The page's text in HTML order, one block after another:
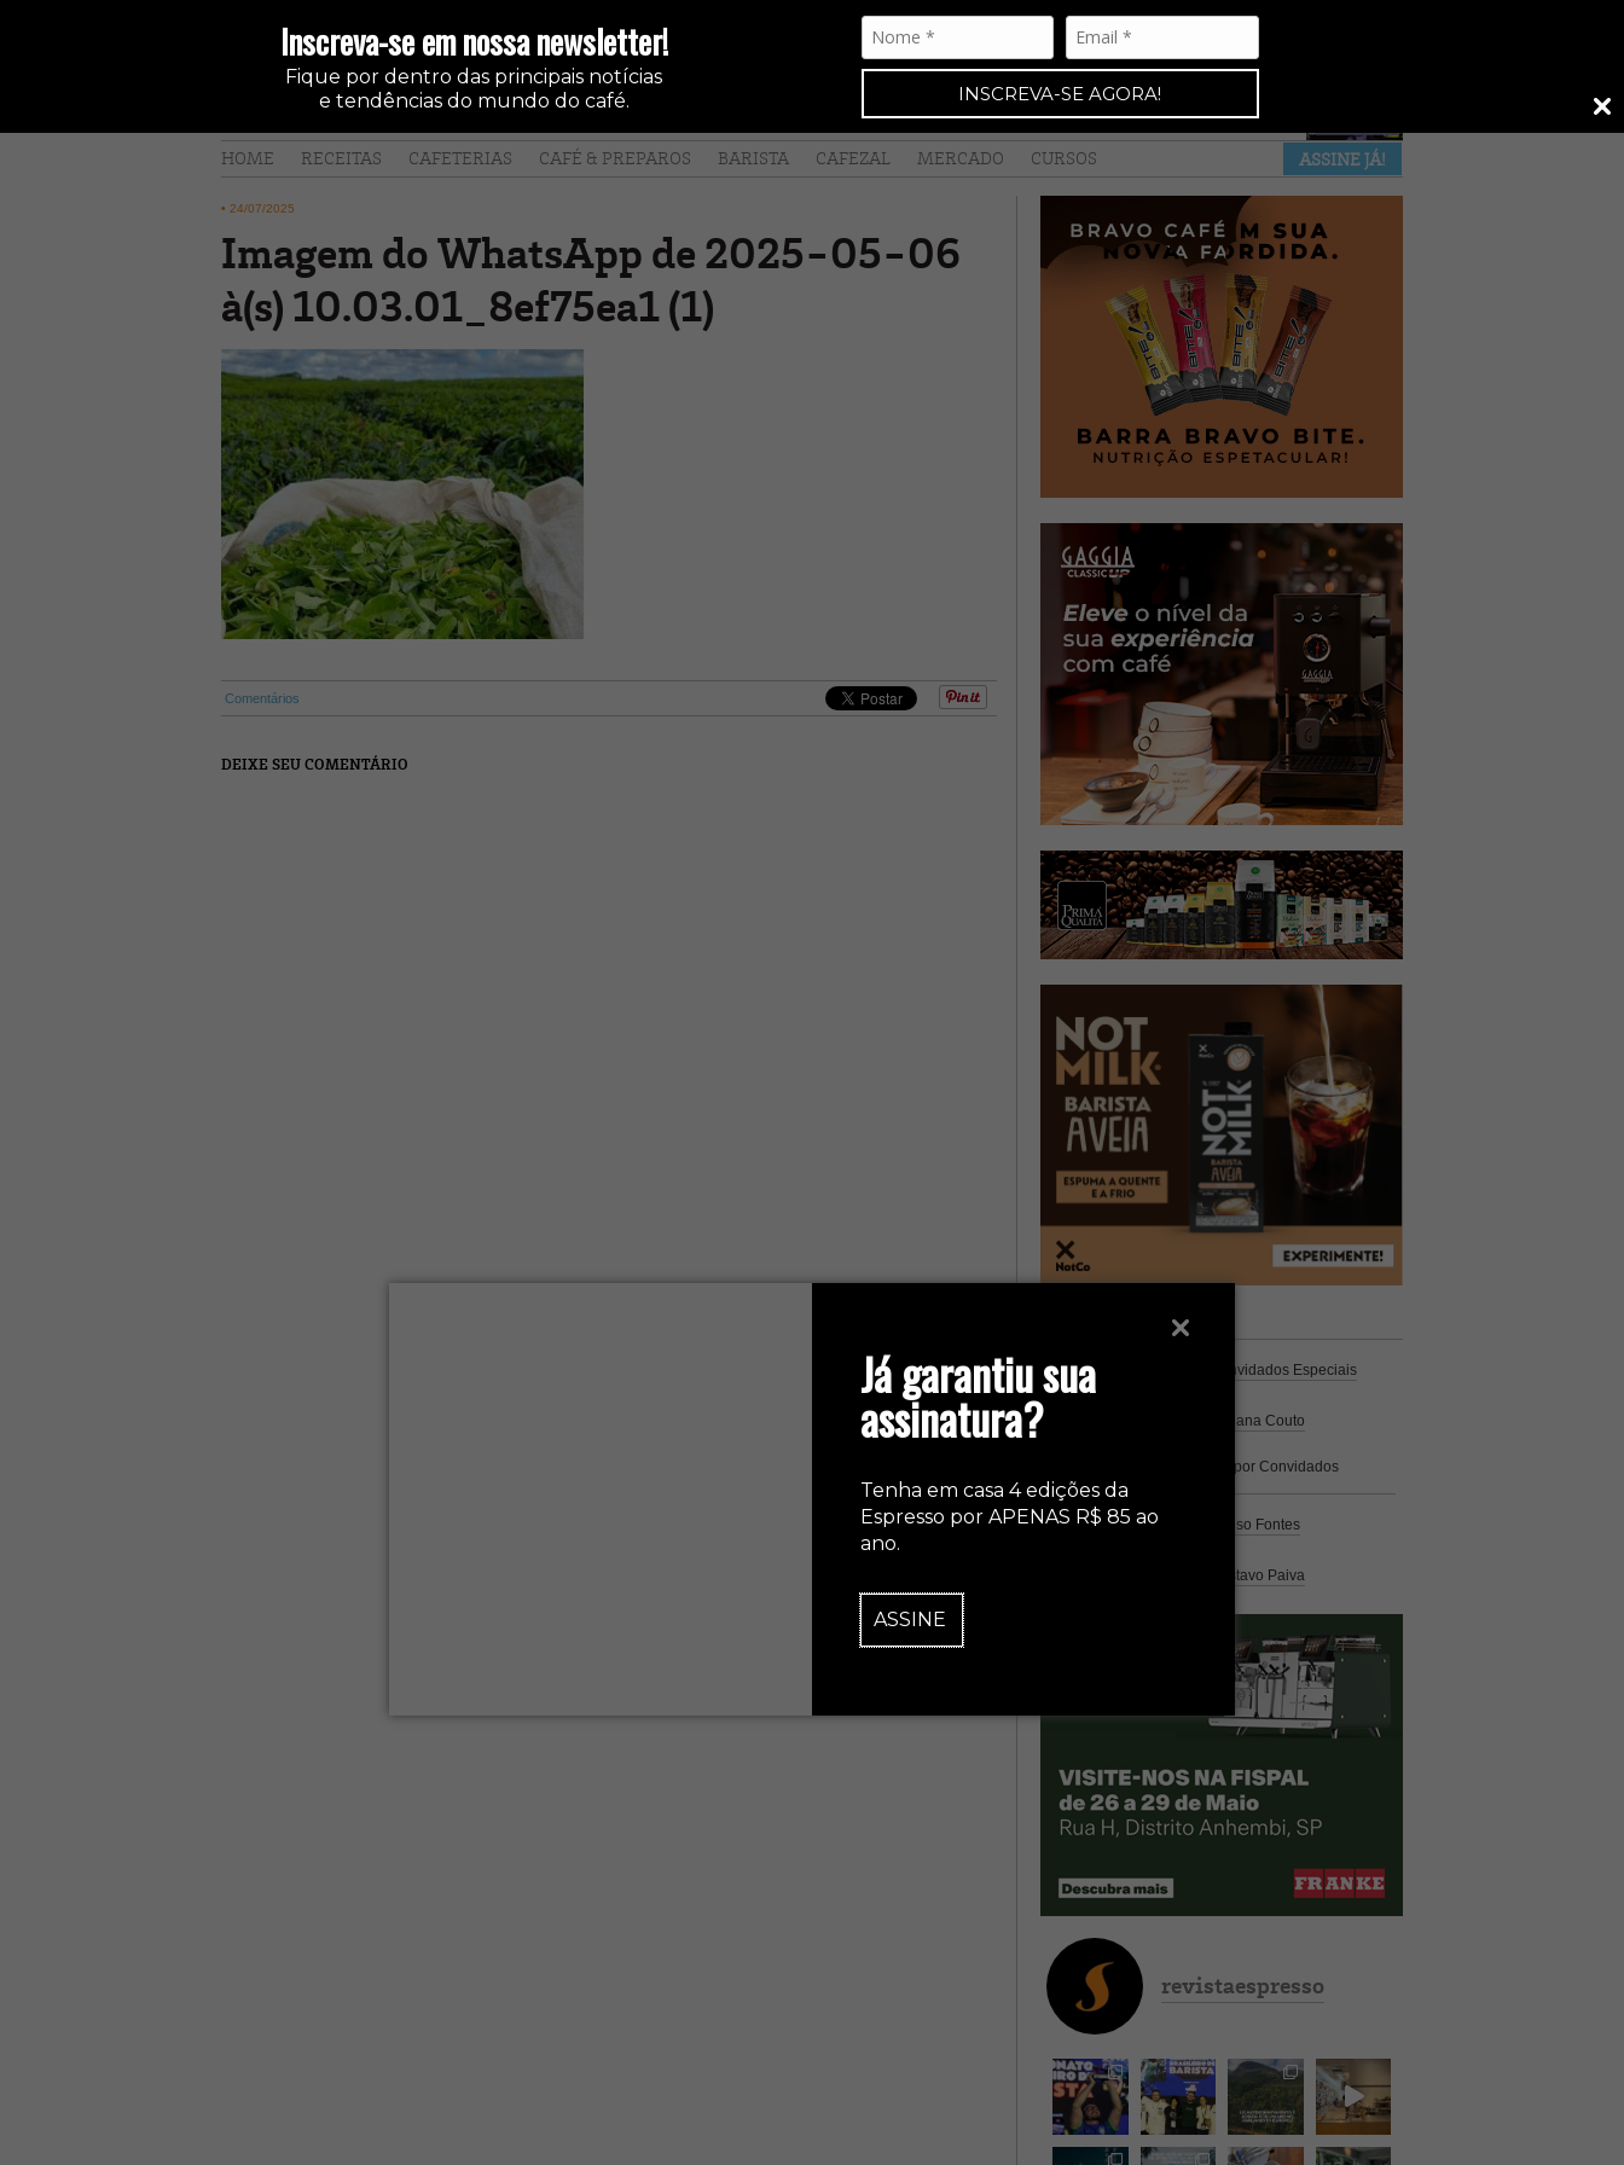
Já garantiu sua
assinatura?
Tenha em casa 4 edições da
Espresso por APENAS R$ 85 ao
ano.
ASSINE
Inscreva-se em nossa newsletter!
Fique por dentro das principais notícias
e tendências do mundo do café.
INSCREVA-SE AGORA!
•NAS BANCAS
HOME RECEITAS CAFETERIAS CAFÉ & PREPAROS BARISTA CAFEZAL MERCADO ASSINE JÁ!
CURSOS
• 24/07/2025
Imagem do WhatsApp de 2025-05-06
à(s) 10.03.01_8ef75ea1 (1)
Comentários
DEIXE SEU COMENTÁRIO
Espresso
Coluna Café por Convidados Especiais
por Cristiana Couto
por Convidados
Especiais
Análisepor Caio Alonso Fontes
por Gustavo Paiva
revistaespresso